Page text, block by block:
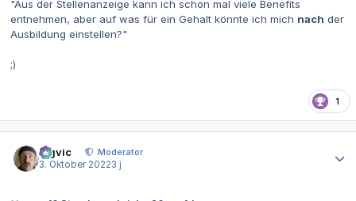
"Aus der Stellenanzeige kann ich schon mal viele Benefits
entnehmen, aber auf was für ein Gehalt könnte ich mich nach der
Ausbildung einstellen?"
;)
1
bigvic
Moderator
3. Oktober 20223 j